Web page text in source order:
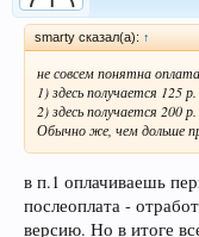
smarty сказал(а): ↑
не совсем понятна
1) здесь получается 125
2) здесь получается 200 р.
Обычно же, чем дольше
в п.1 оплачиваешь
послеоплата -
версию. Но в итоге